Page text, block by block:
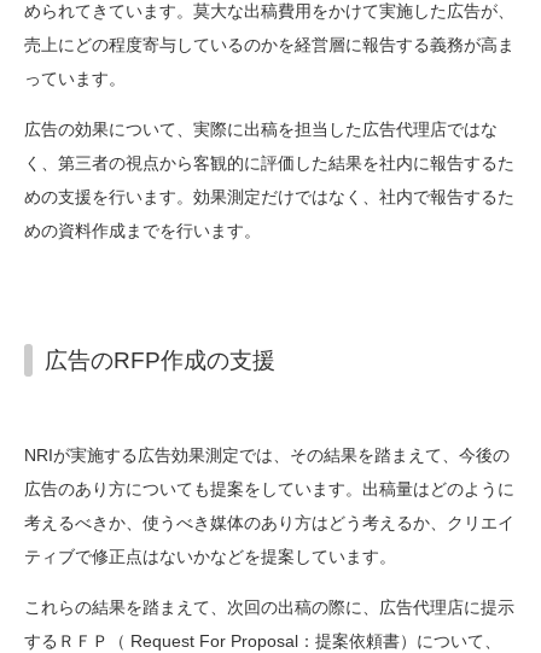
められてきています。莫大な出稿費用をかけて実施した広告が、
売上にどの程度寄与しているのかを経営層に報告する義務が高ま
っています。
広告の効果について、実際に出稿を担当した広告代理店ではな
く、第三者の視点から客観的に評価した結果を社内に報告するた
めの支援を行います。効果測定だけではなく、社内で報告するた
めの資料作成までを行います。
広告のRFP作成の支援
NRIが実施する広告効果測定では、その結果を踏まえて、今後の
広告のあり方についても提案をしています。出稿量はどのように
考えるべきか、使うべき媒体のあり方はどう考えるか、クリエイ
ティブで修正点はないかなどを提案しています。
これらの結果を踏まえて、次回の出稿の際に、広告代理店に提示
するＲＦＰ（ Request For Proposal：提案依頼書）について、